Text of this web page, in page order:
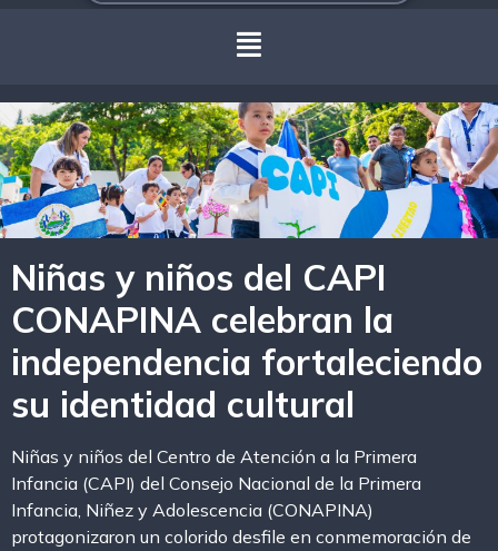
Niñas y niños del CAPI
CONAPINA celebran la
independencia fortaleciendo
su identidad cultural
Niñas y niños del Centro de Atención a la Primera
Infancia (CAPI) del Consejo Nacional de la Primera
Infancia, Niñez y Adolescencia (CONAPINA)
protagonizaron un colorido desfile en conmemoración de